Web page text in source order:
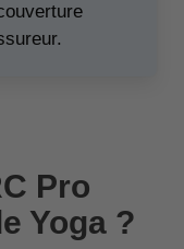
Pro
Yoga ?